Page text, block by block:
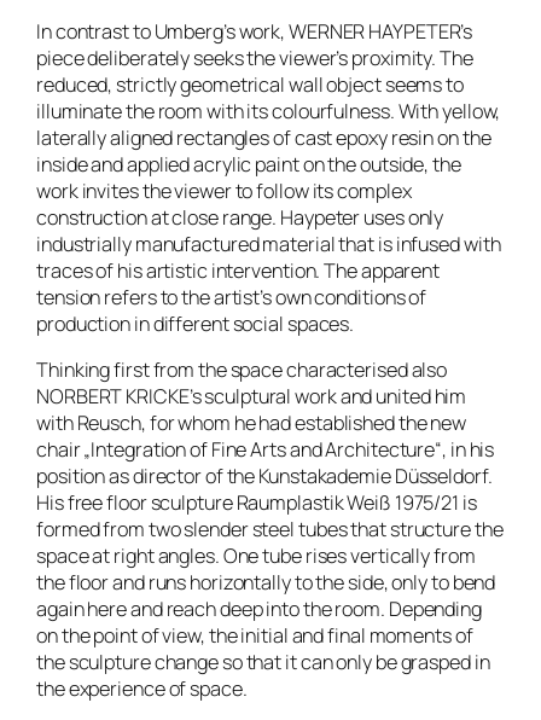
In contrast to Umberg’s work, WERNER HAYPETER’s
piece deliberately seeks the viewer’s proximity. The
reduced, strictly geometrical wall object seems to
illuminate the room with its colourfulness. With yellow,
laterally aligned rectangles of cast epoxy resin on the
inside and applied acrylic paint on the outside, the
work invites the viewer to follow its complex
construction at close range. Haypeter uses only
industrially manufactured material that is infused with
traces of his artistic intervention. The apparent
tension refers to the artist’s own conditions of
production in different social spaces.
Thinking first from the space characterised also
NORBERT KRICKE’s sculptural work and united him
with Reusch, for whom he had established the new
chair „Integration of Fine Arts and Architecture“, in his
position as director of the Kunstakademie Düsseldorf.
His free floor sculptureRaumplastik Weiß 1975/21 is
formed from two slender steel tubes that structure the
space at right angles. One tube rises vertically from
the floor and runs horizontally to the side, only to bend
again here and reach deep into the room. Depending
on the point of view, the initial and final moments of
the sculpture change so that it can only be grasped in
the experience of space.